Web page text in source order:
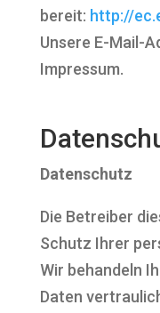
bereit: http://
Unsere E-Mail-
Impressum.
Datenschutz
Die Betreiber
Schutz Ihrer
Wir behandeln
Daten